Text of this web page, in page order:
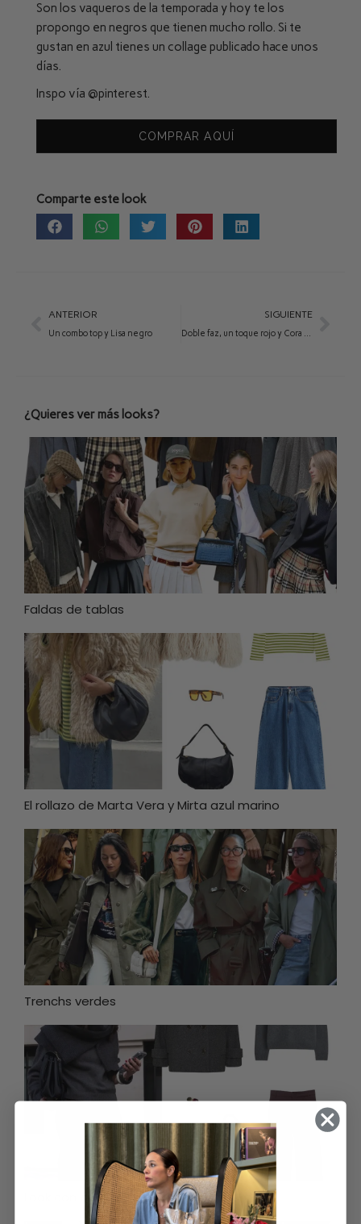
Son los vaqueros de la temporada y hoy te los
propongo en negros que tienen mucho rollo. Si te
gustan en azul tienes un collage publicado hace unos
días.
Inspo vía @pinterest.
COMPRAR AQUÍ
Comparte este look
ANTERIOR
Un combo top y Lisa negro
SIGUIENTE
Doble faz, un toque rojo y Cora verde jade
¿Quieres ver más looks?
Faldas de tablas
El rollazo de Marta Vera y Mirta azul marino
Trenchs verdes
Look con Adidas Samba y Coco negro